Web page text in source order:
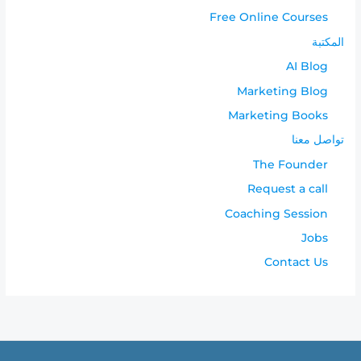
Free Online Courses
المكتبة
AI Blog
Marketing Blog
Marketing Books
تواصل معنا
The Founder
Request a call
Coaching Session
Jobs
Contact Us